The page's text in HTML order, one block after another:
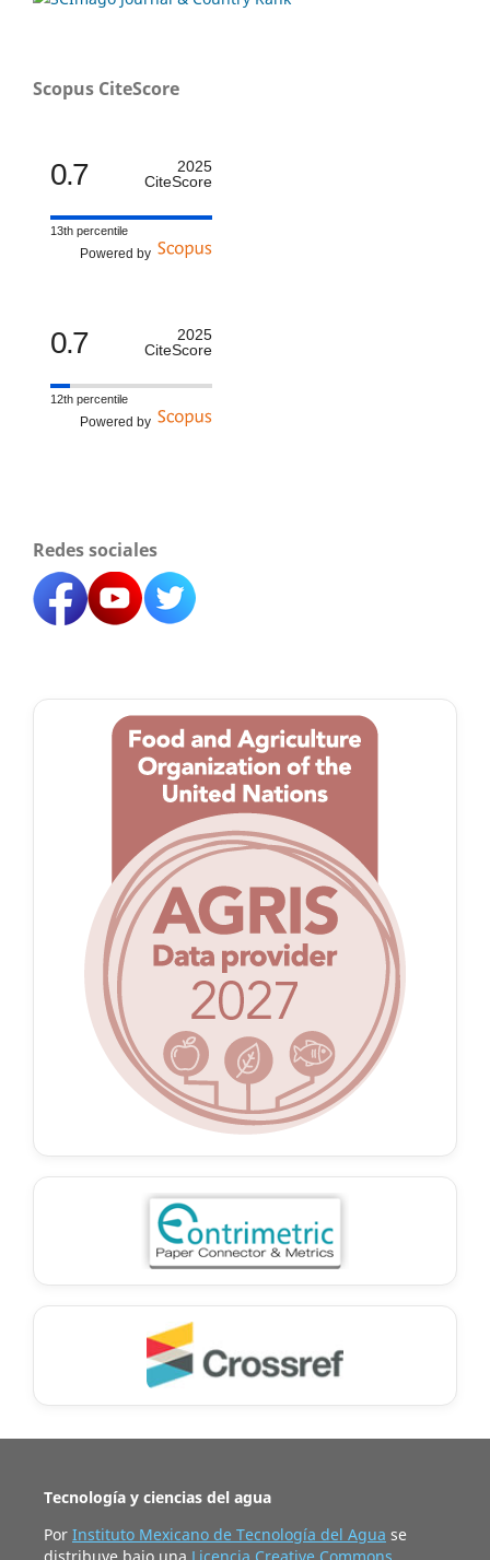
Scopus CiteScore
0.7
2025
CiteScore
13th percentile
Powered by
0.7
2025
CiteScore
12th percentile
Powered by
Redes sociales
Tecnología y ciencias del agua
Por Instituto Mexicano de Tecnología del Agua se